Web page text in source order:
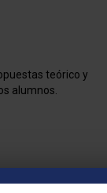
teórico y
alumnos.